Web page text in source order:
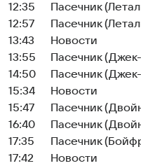
12:35
Пасечник
12:57
Пасечник
13:43
Новости
13:55
Пасечник
14:50
Пасечник
15:34
Новости
15:47
Пасечник
16:40
Пасечник
17:35
Пасечник
17:42
Новости